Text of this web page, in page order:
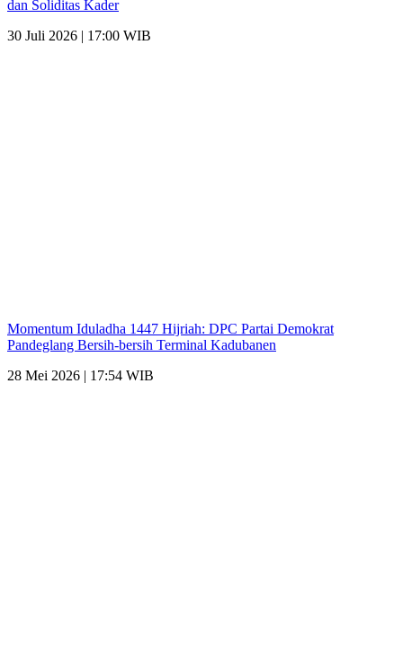
dan Soliditas Kader
30 Juli 2026 | 17:00 WIB
Momentum Iduladha 1447 Hijriah: DPC Partai Demokrat
Pandeglang Bersih-bersih Terminal Kadubanen
28 Mei 2026 | 17:54 WIB